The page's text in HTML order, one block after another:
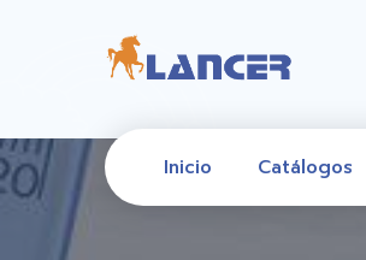
Inicio Catálogos